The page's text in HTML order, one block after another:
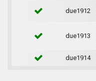
due1912
due1913
due1914